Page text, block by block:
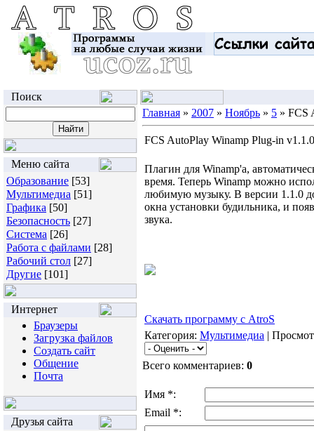
Поиск
Меню сайта
Образование [53]
Мультимедиа [51]
Графика [50]
Безопасность [27]
Система [26]
Работа с файлами [28]
Рабочий стол [27]
Другие [101]
Интернет
Браузеры
Загрузка файлов
Создать сайт
Общение
Почта
Друзья сайта
Главная » 2007 » Ноябрь » 5 » FCS
FCS AutoPlay Winamp Plug-in v1.1.0
Плагин для Winamp'а,
время. Теперь Winamp можно
любимую музыку. В версии 1.1.0
окна установки будильника, и
звука.
Скачать программу с AtroS
Категория: Мультимедиа |
Всего комментариев: 0
Имя *:
Email *: